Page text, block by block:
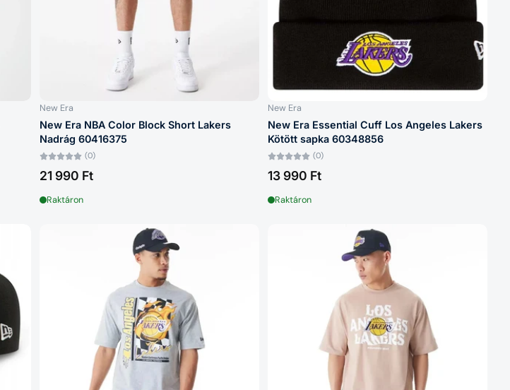
New Era
New Era NBA Color Block Short Lakers
Nadrág 60416375
(0)
21 990 Ft
Raktáron
New Era
New Era Essential Cuff Los Angeles Lakers
Kötött sapka 60348856
(0)
13 990 Ft
Raktáron